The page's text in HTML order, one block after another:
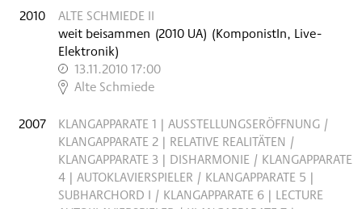
2010
ALTE SCHMIEDE II
weit beisammen (2010 UA) (KomponistIn, Live-
Elektronik)
13.11.2010 17:00
,
Alte Schmiede
2007
KLANGAPPARATE 1 | AUSSTELLUNGSERÖFFNUNG /
KLANGAPPARATE 2 | RELATIVE REALITÄTEN /
KLANGAPPARATE 3 | DISHARMONIE / KLANGAPPARATE
4 | AUTOKLAVIERSPIELER / KLANGAPPARATE 5 |
SUBHARCHORD I / KLANGAPPARATE 6 | LECTURE